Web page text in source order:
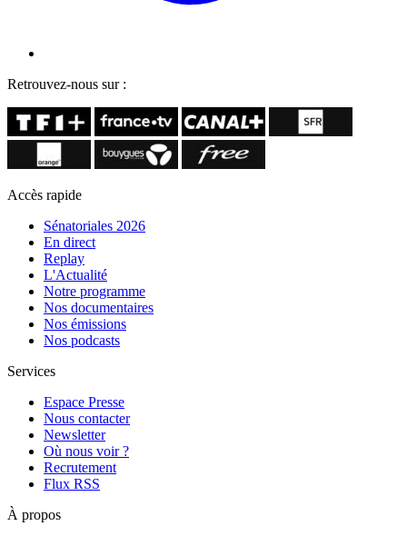
Retrouvez-nous sur :
Accès rapide
Sénatoriales 2026
En direct
Replay
L'Actualité
Notre programme
Nos documentaires
Nos émissions
Nos podcasts
Services
Espace Presse
Nous contacter
Newsletter
Où nous voir ?
Recrutement
Flux RSS
À propos